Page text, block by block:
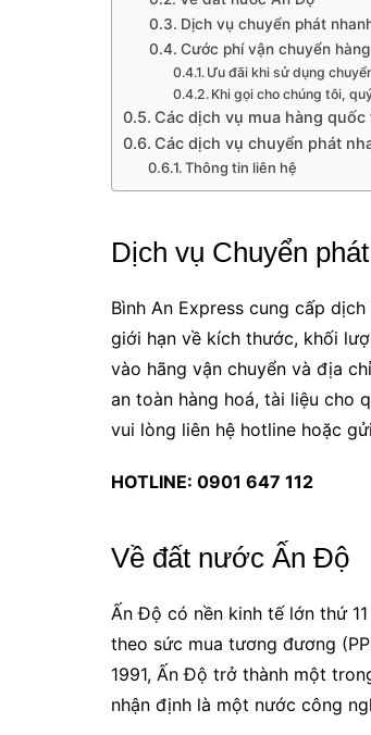
Dịch vụ chuyển phát
Cước phí vận chuyển
Ưu đãi khi sử dụng
Khi gọi cho chúng tôi,
Các dịch vụ mua hàng
Các dịch vụ chuyển phát
Thông tin liên hệ
Dịch vụ Chuyển
Bình An Express cung cấp
giới hạn về kích thước, khối
vào hãng vận chuyển và địa
an toàn hàng hoá, tài liệu cho
vui lòng liên hệ hotline hoặc
HOTLINE: 0901 647 112
Về đất nước Ấn Độ
Ấn Độ có nền kinh tế lớn thứ
theo sức mua tương đương
1991, Ấn Độ trở thành một
nhận định là một nước công